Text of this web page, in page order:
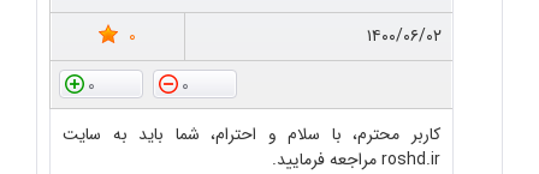
۱۴۰۰/۰۶/۰۲
0
0
0
کاربر محترم، با سلام و احترام، شما باید به سایت
roshd.ir مراجعه فرمایید.